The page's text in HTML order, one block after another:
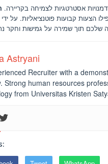
אסטרטגיות לצמיחה בקריירה.
הצעות קבועות פוטנציאליות. על
Astryani
Recruiter with a
Strong human resources
from Universitas Kristen